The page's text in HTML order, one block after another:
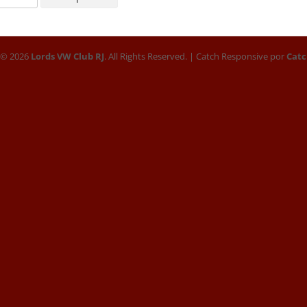
2026 Lords VW Club RJ. All Rights Reserved. | Catch Responsive por